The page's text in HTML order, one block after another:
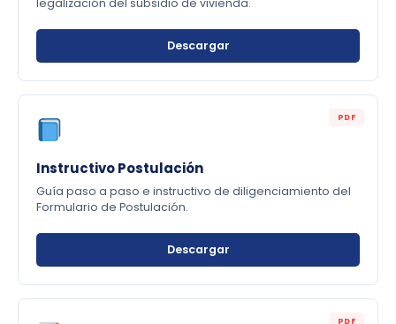
legalización del subsidio de vivienda.
Descargar
PDF
Instructivo Postulación
Guía paso a paso e instructivo de diligenciamiento del
Formulario de Postulación.
Descargar
PDF